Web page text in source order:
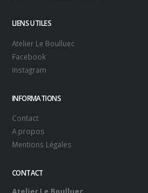
LIENS UTILES
Atelier Le Boulluec
Facebook
Instagram
INFORMATIONS
Contact
A propos
Mentions Légales
CONTACT